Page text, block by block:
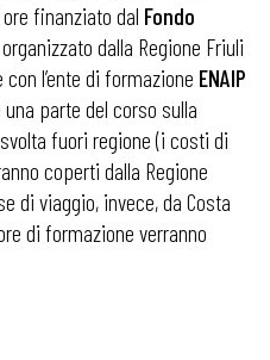
finanziato dal Fondo
dalla Regione Friuli
l’ente di formazione ENAIP
una parte del corso sulla
fuori regione (i costi di
coperti dalla Regione
di viaggio, invece, da Costa
di formazione verranno